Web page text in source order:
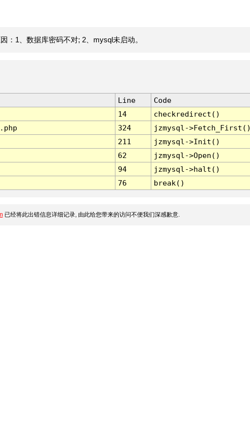
：1、数据库密码不对; 2、mysql未启动。
Line
Code
14
checkredirect()
324
jzmysql-
211
jzmysql->Init()
62
jzmysql->Open()
94
jzmysql->halt()
76 break()
已经将此出错信息详细记录, 由此给您带来的访问不便我们深感歉意.